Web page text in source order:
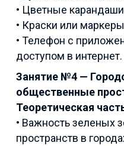
• Цветные
• Краски или
• Телефон с
доступом в интернет.
Занятие №4 —
общественные
Теоретическая
• Важность зеленых
пространств в